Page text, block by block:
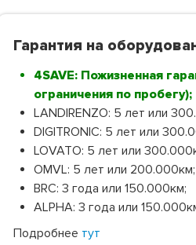
Гарантия на
4SAVE: Пожизненная
ограничения по пробегу);
LANDIRENZO: 5 лет или
DIGITRONIC: 5 лет или
LOVATO: 5 лет или
OMVL: 5 лет или 200.000км;
BRC: 3 года или 150.000км;
ALPHA: 3 года или
Подробнее тут